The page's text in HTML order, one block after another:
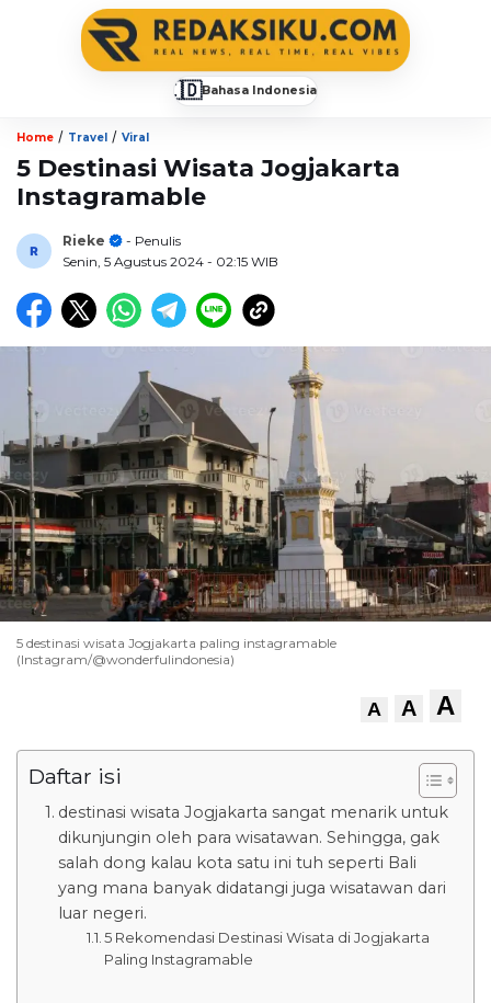
🇮🇩Bahasa Indonesia
Home / Travel / Viral
5 Destinasi Wisata Jogjakarta
Instagramable
Rieke
- Penulis
Senin, 5 Agustus 2024 - 02:15 WIB
5 destinasi wisata Jogjakarta paling instagramable
(Instagram/@wonderfulindonesia)
A A A
Daftar isi
destinasi wisata Jogjakarta sangat menarik untuk
dikunjungin oleh para wisatawan. Sehingga, gak
salah dong kalau kota satu ini tuh seperti Bali
yang mana banyak didatangi juga wisatawan dari
luar negeri.
5 Rekomendasi Destinasi Wisata di Jogjakarta
Paling Instagramable